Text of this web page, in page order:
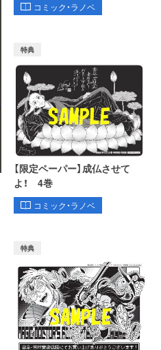
コミック・ラノベ
特典
【限定ペーパー】成仏させて
よ！ 4巻
コミック・ラノベ
特典